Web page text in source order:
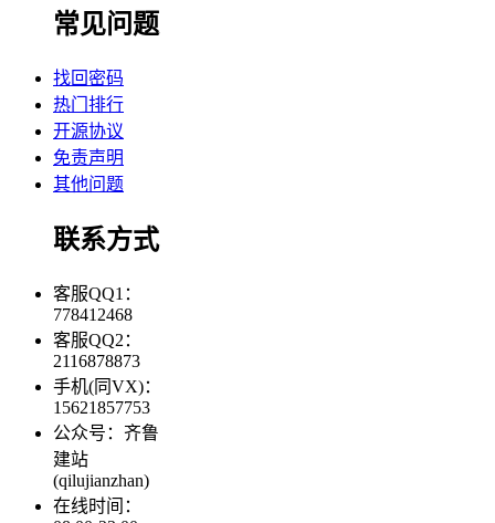
常见问题
找回密码
热门排行
开源协议
免责声明
其他问题
联系方式
客服QQ1：
778412468
客服QQ2：
2116878873
手机(同VX)：
15621857753
公众号：齐鲁
建站
(qilujianzhan)
在线时间：